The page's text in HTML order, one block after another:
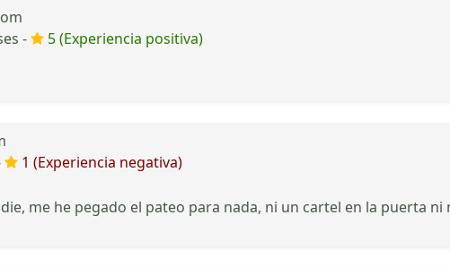
-
5 (Experiencia positiva)
1 (Experiencia negativa)
me he pegado el pateo para nada, ni un cartel en la puerta ni